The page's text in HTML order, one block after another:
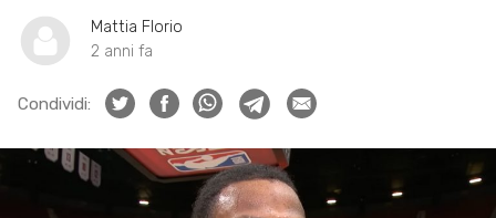
Mattia Florio
2 anni fa
Condividi: